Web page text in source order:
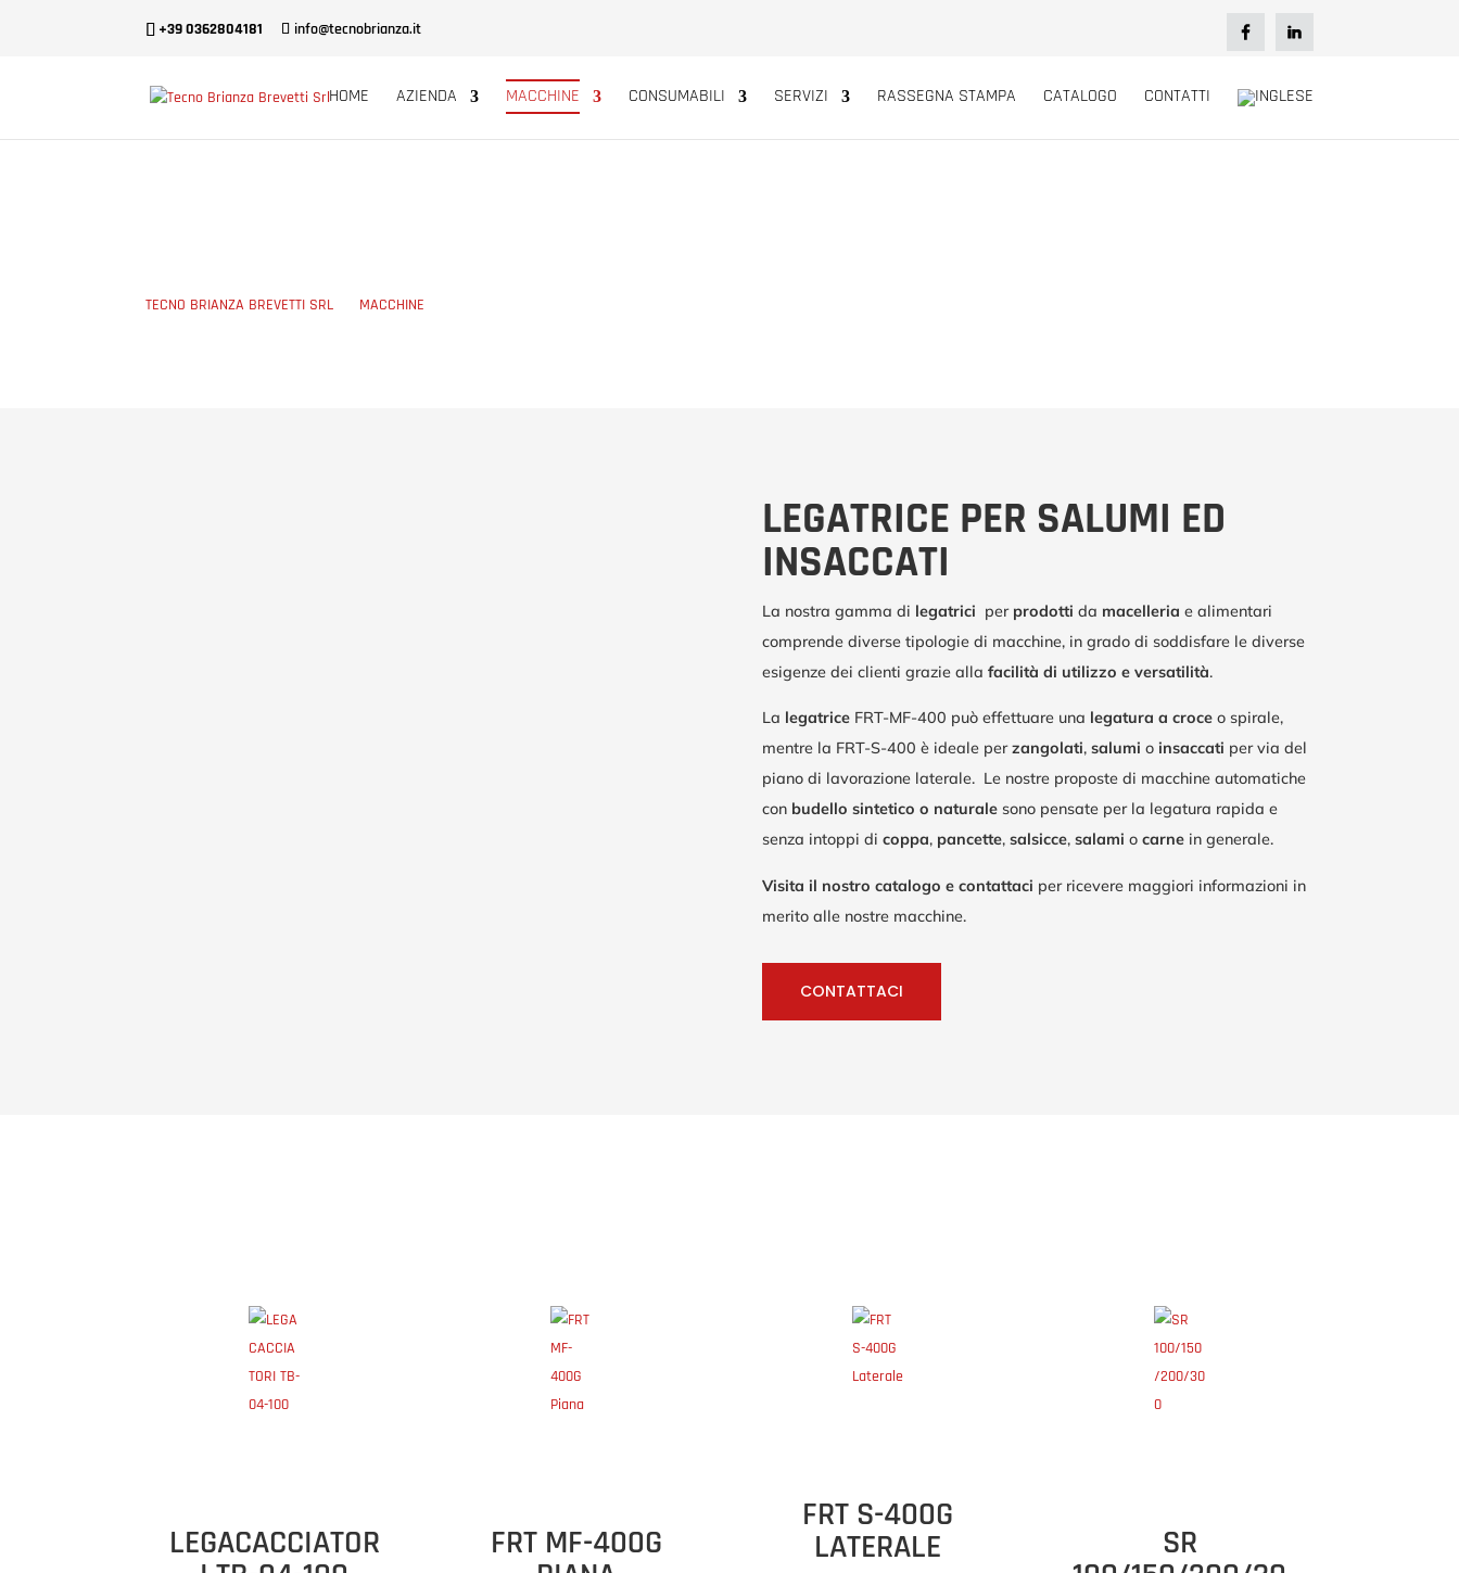
+39 0362804181 info@tecnobrianza.it
HOME AZIENDA MACCHINE CONSUMABILI SERVIZI RASSEGNA STAMPA CATALOGO CONTATTI
TECNO BRIANZA BREVETTI SRL MACCHINE
LEGATRICE PER SALUMI ED
INSACCATI
La nostra gamma di legatrici per prodotti da macelleria e alimentari
comprende diverse tipologie di macchine, in grado di soddisfare le diverse
esigenze dei clienti grazie alla facilità di utilizzo e versatilità.
La legatriceFRT-MF-400 può effettuare una legatura a croceo spirale,
mentre la FRT-S-400 è ideale perzangolati, salumi o insaccati per via del
piano di lavorazione laterale. Le nostre proposte di macchine automatiche
con budello sintetico o naturalesono pensate per la legatura rapida e
senza intoppi di coppa, pancette, salsicce, salami o carnein generale.
Visita il nostro catalogo e contattaci per ricevere maggiori informazioni in
merito alle nostre macchine.
CONTATTACI
LEGACACCIATOR FRT MF-400G
FRT S-400G
LATERALE SR